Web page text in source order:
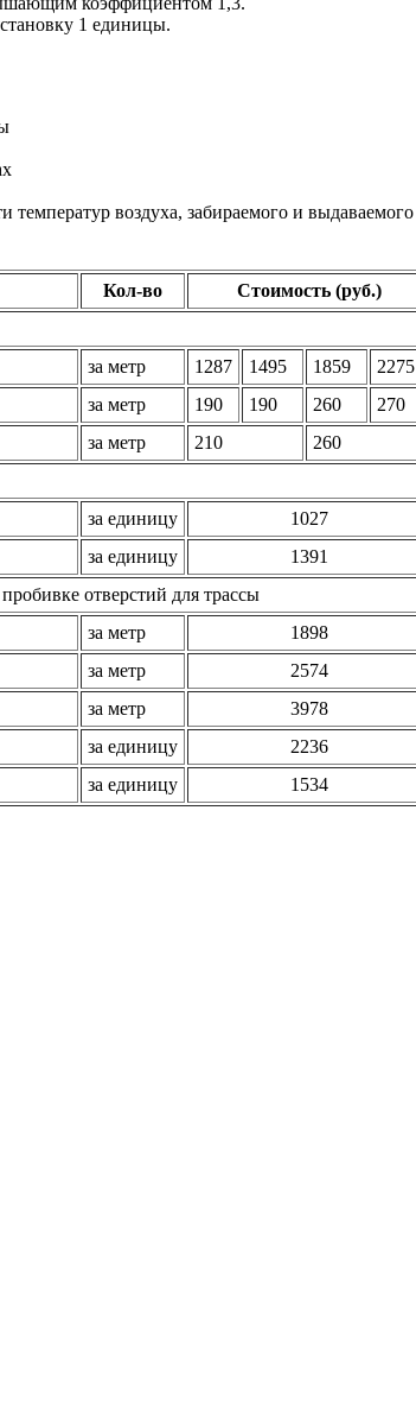
1 единицы.
воздуха, забираемого и выдаваемого
Кол-во
Стоимость (руб.)
за метр 1287 1495 1859
2275
за метр 190 190 260
270
за метр 210
260
за единицу
1027
за единицу
1391
отверстий для трассы
за метр
1898
за метр
2574
за метр 3978
за единицу
2236
за единицу 1534